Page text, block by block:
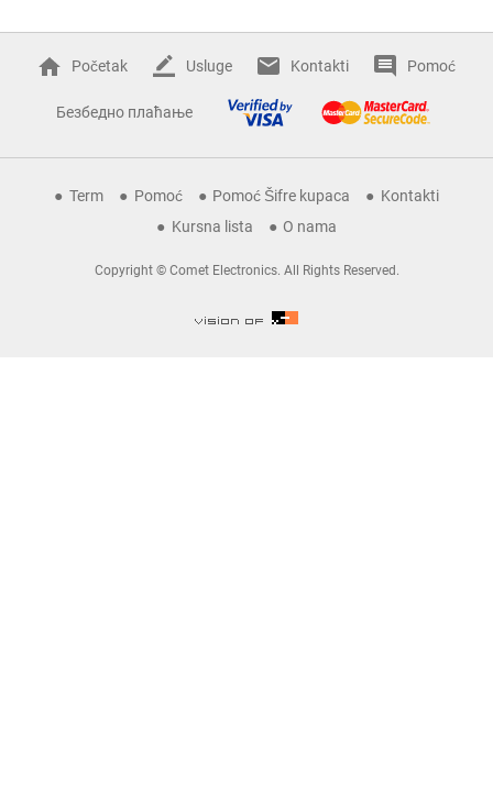
Početak Usluge Kontakti Pomoć
Безбедно плаћање
Term Pomoć Pomoć Šifre kupaca
Kontakti
Kursna lista
O nama
Copyright © Comet Electronics. All Rights Reserved.